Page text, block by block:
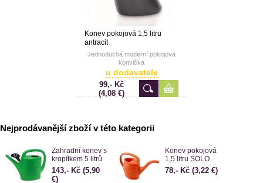
Konev pokojová 1,5 litru
antracit
Jednoduchá moderní pokojová
konvička
u dodavatele
99,- Kč
(4,08 €)
Nejprodávanější zboží v této kategorii
Zahradní konev s
kropítkem 5 litrů
143,- Kč (5,90
€)
Konev pokojová
1,5 litru SOLO
78,- Kč (3,22 €)